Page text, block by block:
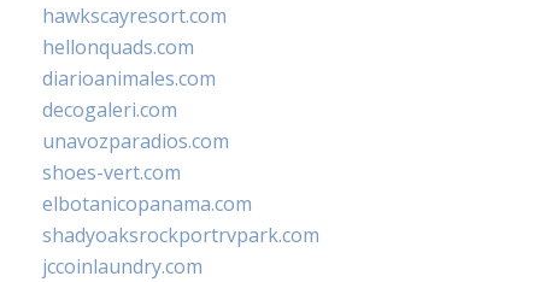
hawkscayresort.com
hellonquads.com
diarioanimales.com
decogaleri.com
unavozparadios.com
shoes-vert.com
elbotanicopanama.com
shadyoaksrockportrvpark.com
jccoinlaundry.com